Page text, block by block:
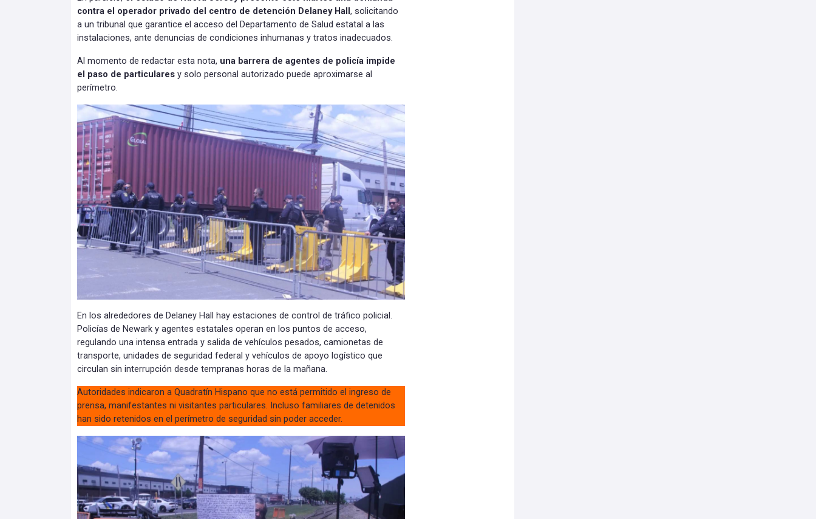
contra el operador privado del centro de detención Delaney Hall , solicitando
a un tribunal que garantice el acceso del Departamento de Salud estatal a las
instalaciones, ante denuncias de condiciones inhumanas y tratos inadecuados.
Al momento de redactar esta nota, una barrera de agentes de policía impide
el paso de particulares y solo personal autorizado puede aproximarse al
perímetro.
En los alrededores de Delaney Hall hay estaciones de control de tráfico policial.
Policías de Newark y agentes estatales operan en los puntos de acceso,
regulando una intensa entrada y salida de vehículos pesados, camionetas de
transporte, unidades de seguridad federal y vehículos de apoyo logístico que
circulan sin interrupción desde tempranas horas de la mañana.
Autoridades indicaron a Quadratín Hispano que no está permitido el ingreso de
prensa, manifestantes ni visitantes particulares. Incluso familiares de detenidos
han sido retenidos en el perímetro de seguridad sin poder acceder.